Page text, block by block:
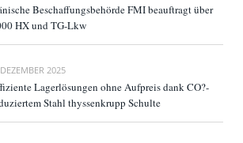
Beschaffungsbehörde FMI beauftragt über
HX und TG-Lkw
2025
Lagerlösungen ohne Aufpreis dank CO?-
Stahl thyssenkrupp Schulte